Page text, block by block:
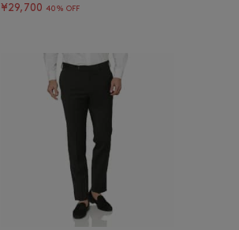
¥29,700 40% OFF